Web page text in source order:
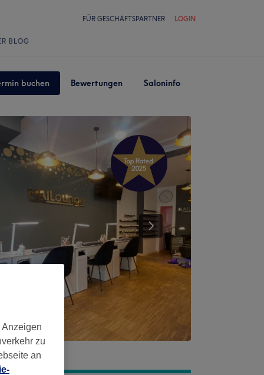
FÜR GESCHÄFTSPARTNER LOGIN
BLOG
buchen Bewertungen Saloninfo
zu
an